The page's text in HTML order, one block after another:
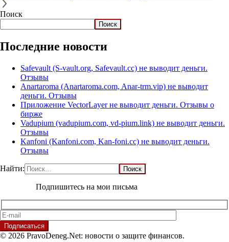
Поиск
Поиск
Последние новости
Safevault (S-vault.org, Safevault.cc) не выводит деньги.
Отзывы
Anartaroma (Anartaroma.com, Anar-trm.vip) не выводит
деньги. Отзывы
Приложение VectorLayer не выводит деньги. Отзывы о
бирже
Vadupium (vadupium.com, vd-pium.link) не выводит деньги.
Отзывы
Kanfoni (Kanfoni.com, Kan-foni.cc) не выводит деньги.
Отзывы
Найти:
Подпишитесь на мои письма
© 2026 PravoDeneg.Net: новости о защите финансов.